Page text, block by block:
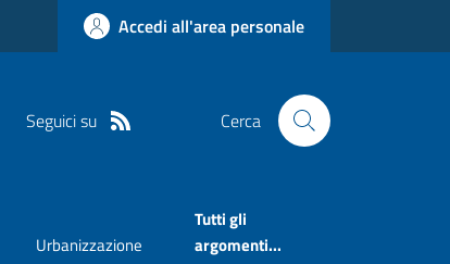
Accedi all'area personale
Seguici su Cerca
Urbanizzazione
Tutti gli
argomenti...